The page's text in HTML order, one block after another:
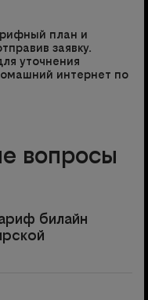
план и
заявку.
уточнения
интернет по
вопросы
билайн